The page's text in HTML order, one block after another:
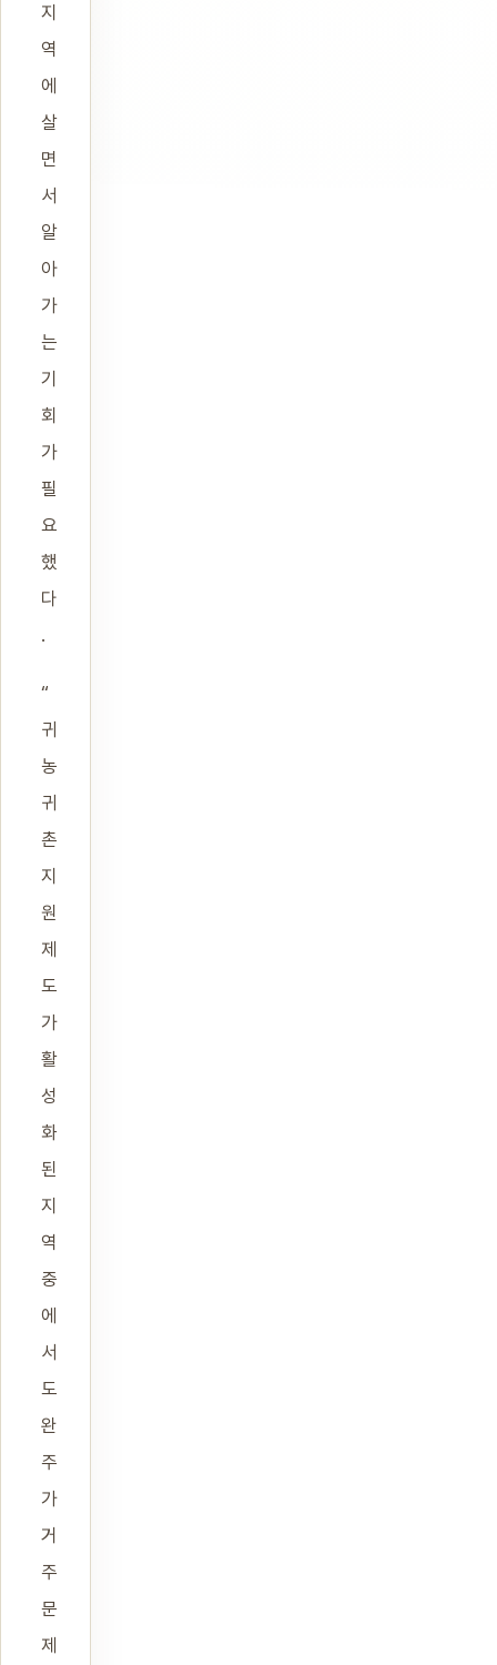
지
역
에
살
면
서
알
아
가
는
기
회
가
필
요
했
다
.
“
귀
농
귀
촌
지
원
제
도
가
활
성
화
된
지
역
중
에
서
도
완
주
가
거
주
문
제